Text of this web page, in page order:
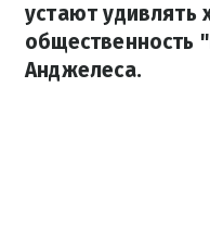
устают удивлять
общественность
Анджелеса.